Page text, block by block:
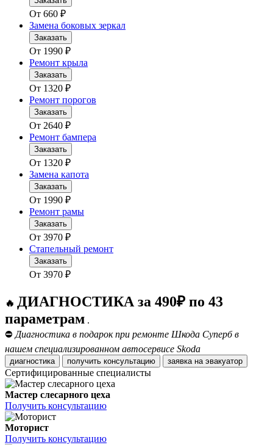
От 660 ₽
Замена боковых зеркал
Заказать
От 1990 ₽
Ремонт крыла
Заказать
От 1320 ₽
Ремонт порогов
Заказать
От 2640 ₽
Ремонт бампера
Заказать
От 1320 ₽
Замена капота
Заказать
От 1990 ₽
Ремонт рамы
Заказать
От 3970 ₽
Стапельный ремонт
Заказать
От 3970 ₽
🔥 ДИАГНОСТИКА за 490₽ по 43
параметрам .
⛔ Диагностика в подарок при ремонте Шкода Суперб в
нашем специализированном автосервисе Skoda
диагностика получить консультацию заявка на эвакуатор
Сертифицированные специалисты
Мастер слесарного цеха
Получить консультацию
Моторист
Получить консультацию